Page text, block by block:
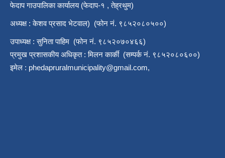
फेदाप गाउपालिका कार्यालय (फेदाप-१ , तेह्रथुम)
अध्यक्ष : केशव प्रसाद भेटवाल) (फोन नं. ९८५२०८०५००)
उपाध्यक्ष : सुनिता पाहिम (फोन नं. ९८५२०७०४६६)
प्रमुख प्रशासकीय अधिकृत : मिलन कार्की (सम्पर्क नं. ९८५२०८०६००)
इमेल : phedapruralmunicipality@gmail.com,